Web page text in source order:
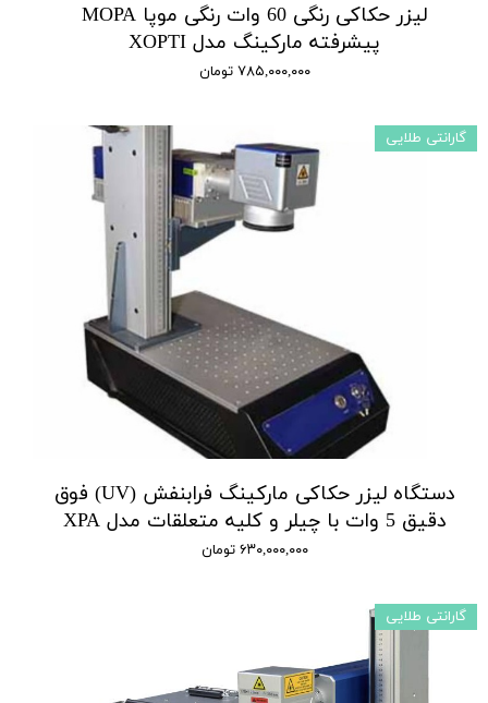
لیزر حکاکی رنگی 60 وات رنگی موپا MOPA
پیشرفته مارکینگ مدل XOPTI
۷۸۵,۰۰۰,۰۰۰ تومان
دستگاه لیزر حکاکی مارکینگ فرابنفش (UV) فوق
دقیق 5 وات با چیلر و کلیه متعلقات مدل XPA
۶۳۰,۰۰۰,۰۰۰ تومان
گارانتی طلایی
گارانتی طلایی